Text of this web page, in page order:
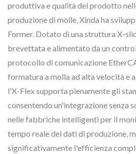
produttiva e qualità del prodotto
produzione di molle, Xinda ha
Former. Dotato di una struttura X-
brevettata e alimentato da un
protocollo di comunicazione
formatura a molla ad alta velocità e
l'X-Flex supporta pienamente gli
consentendo un'integrazione senza
nelle fabbriche intelligenti per il
tempo reale dei dati di produzione,
significativamente l'efficienza